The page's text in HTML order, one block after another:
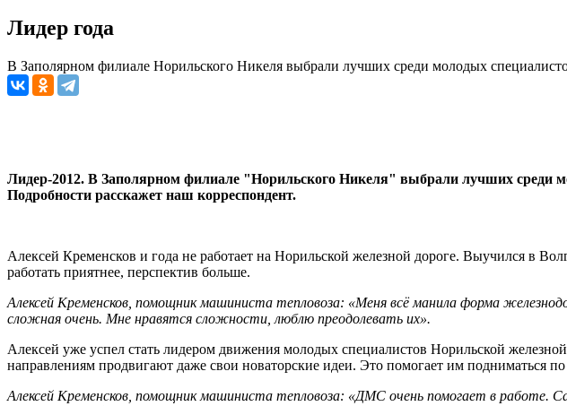
Лидер года
В Заполярном филиале Норильского Никеля выбрали лучших среди молодых
Лидер-2012. В Заполярном филиале "Норильского Никеля" выбрали лучших среди
Подробности расскажет наш корреспондент.
Алексей Кременсков и года не работает на Норильской железной дороге. Выучился в
работать приятнее, перспектив больше.
Алексей Кременсков, помощник машиниста тепловоза: «Меня всё манила форма
сложная очень. Мне нравятся сложности, люблю преодолевать их».
Алексей уже успел стать лидером движения молодых специалистов Норильской
направлениям продвигают даже свои новаторские идеи. Это помогает им подниматься по
Алексей Кременсков, помощник машиниста тепловоза: «ДМС очень помогает в